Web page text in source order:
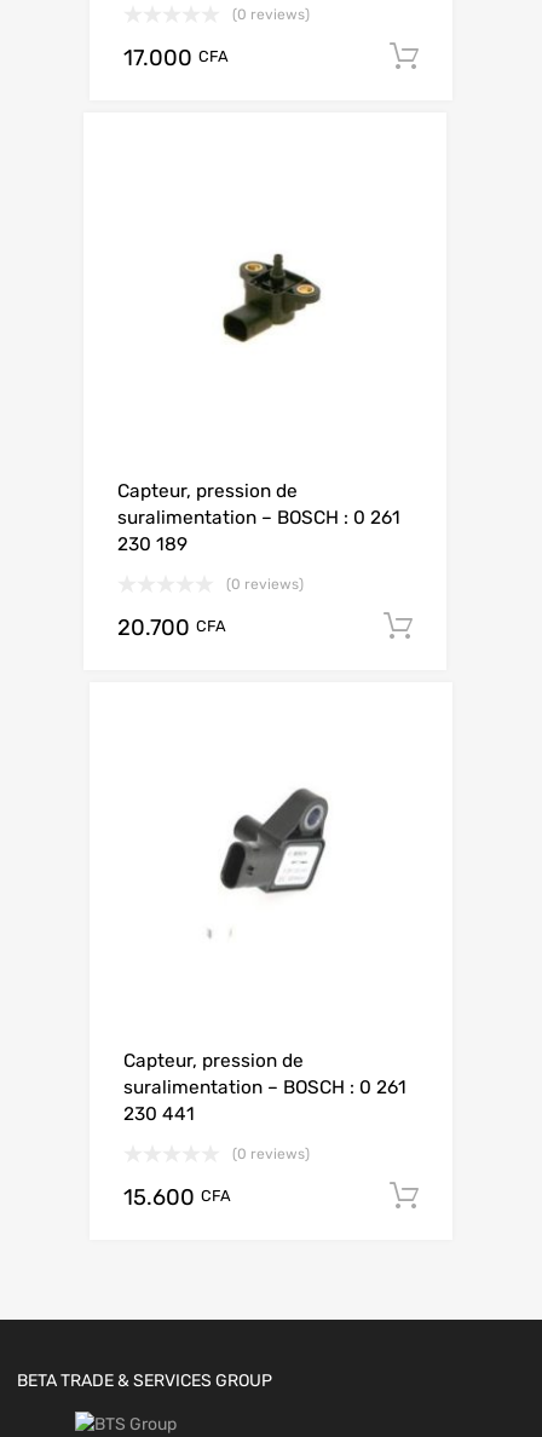
(0 reviews)
17.000 CFA
Capteur, pression de
suralimentation – BOSCH : 0 261
230 189
(0 reviews)
20.700 CFA
Capteur, pression de
suralimentation – BOSCH : 0 261
230 441
(0 reviews)
15.600 CFA
BETA TRADE & SERVICES GROUP